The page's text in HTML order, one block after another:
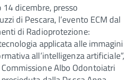
dicembre, presso
di Pescara, l’evento ECM dal
di Radioprotezione:
applicata alle immagini
all’intelligenza artificiale”,
Albo Odontoiatri